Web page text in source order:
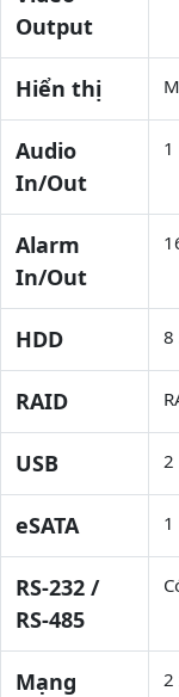
Output
Hiển thị
Audio
In/Out
1
Alarm
In/Out
HDD 8
RAID
USB 2
eSATA 1
RS-232 /
RS-485
Mạng 2